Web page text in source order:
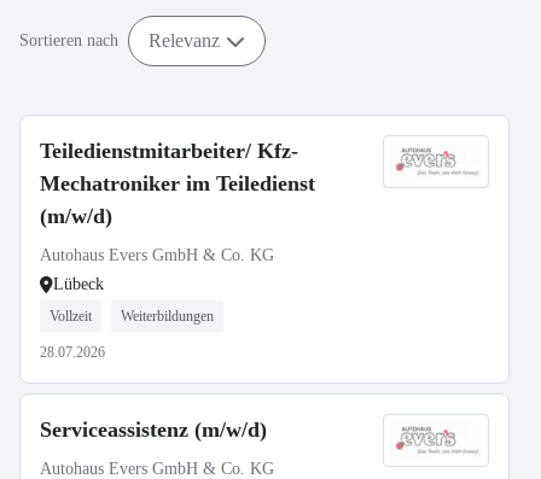
Sortieren nach Relevanz
Teiledienstmitarbeiter/ Kfz-
Mechatroniker im Teiledienst
(m/w/d)
Autohaus Evers GmbH & Co. KG
Lübeck
Vollzeit Weiterbildungen
28.07.2026
Serviceassistenz (m/w/d)
Autohaus Evers GmbH & Co. KG